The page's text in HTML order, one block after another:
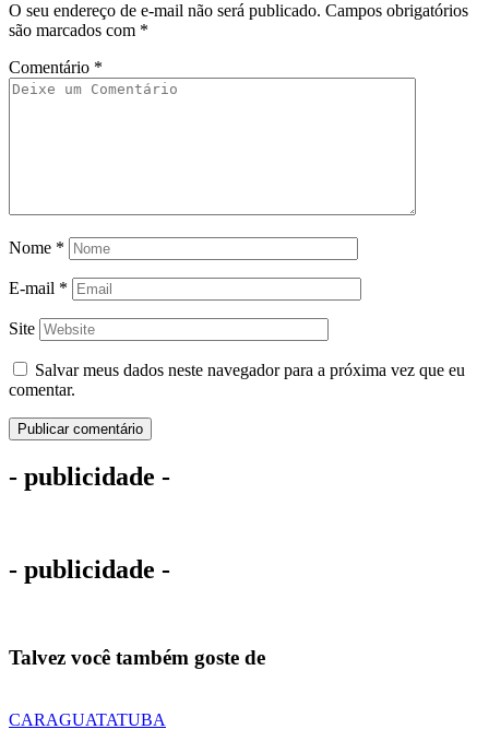
O seu endereço de e-mail não será publicado. Campos obrigatórios
são marcados com *
Comentário *
Nome *
E-mail *
Site
Salvar meus dados neste navegador para a próxima vez que eu
comentar.
- publicidade -
- publicidade -
Talvez você também goste de
CARAGUATATUBA